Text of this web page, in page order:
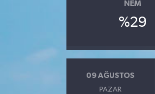
NEM
%29
09 AĞUSTOS
PAZAR